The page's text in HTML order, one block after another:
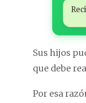
Sus hijos
que debe
Por esa